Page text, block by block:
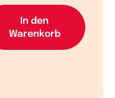
In den
Warenkorb